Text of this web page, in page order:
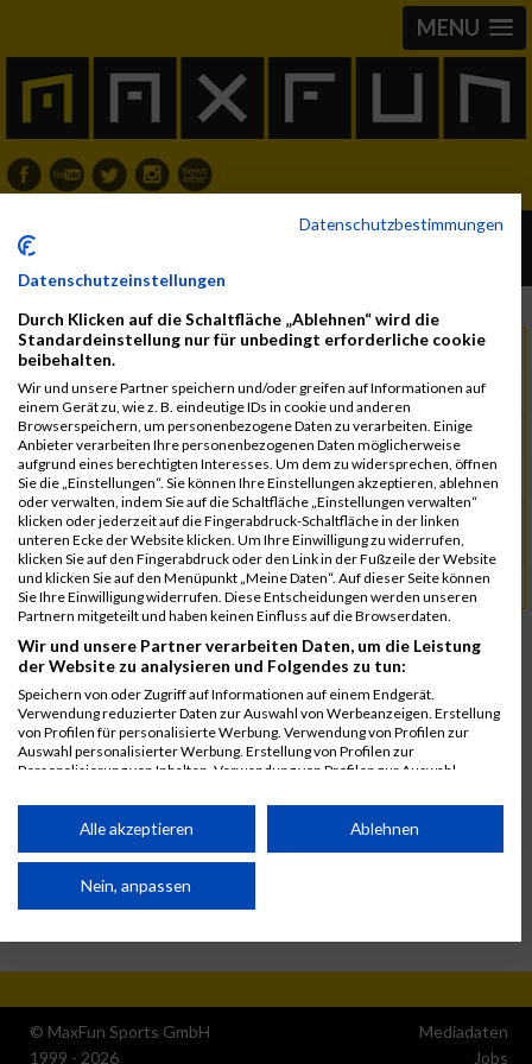
MENU
Austria Backyard Ultra -
Wagendorf/Oststeiermark 10.07.2026
Datum Freitag, 10. Juli 2026
Region 8423 Wagendorf
Land Österreich
Trail Run
Kontakt
Verein Austria Backyard Ultra
austriabackyard@gmx.at
URL www.austriabackyardultra.com
© MaxFun Sports GmbH
1999 - 2026
Mediadaten
Jobs
Datenschutzbestimmungen
Datenschutzeinstellungen
Durch Klicken auf die Schaltfläche „Ablehnen“ wird die
Standardeinstellung nur für unbedingt erforderliche cookie
beibehalten.
Wir und unsere Partner speichern und/oder greifen auf Informationen auf
einem Gerät zu, wie z. B. eindeutige IDs in cookie und anderen
Browserspeichern, um personenbezogene Daten zu verarbeiten. Einige
Anbieter verarbeiten Ihre personenbezogenen Daten möglicherweise
aufgrund eines berechtigten Interesses. Um dem zu widersprechen, öffnen
Sie die „Einstellungen“. Sie können Ihre Einstellungen akzeptieren, ablehnen
oder verwalten, indem Sie auf die Schaltfläche „Einstellungen verwalten“
klicken oder jederzeit auf die Fingerabdruck-Schaltfläche in der linken
unteren Ecke der Website klicken. Um Ihre Einwilligung zu widerrufen,
klicken Sie auf den Fingerabdruck oder den Link in der Fußzeile der Website
und klicken Sie auf den Menüpunkt „Meine Daten“. Auf dieser Seite können
Sie Ihre Einwilligung widerrufen. Diese Entscheidungen werden unseren
Partnern mitgeteilt und haben keinen Einfluss auf die Browserdaten.
Wir und unsere Partner verarbeiten Daten, um die Leistung
der Website zu analysieren und Folgendes zu tun:
Speichern von oder Zugriff auf Informationen auf einem Endgerät.
Verwendung reduzierter Daten zur Auswahl von Werbeanzeigen. Erstellung
von Profilen für personalisierte Werbung. Verwendung von Profilen zur
Auswahl personalisierter Werbung. Erstellung von Profilen zur
Personalisierung von Inhalten. Verwendung von Profilen zur Auswahl
Performance von Inhalten. Analyse von Zielgruppen durch Statistiken oder
Kombinationen von Daten aus verschiedenen Quellen. Entwicklung und
von Inhalten.
Daten können außerhalb der Europäischen Union weitergegeben und in die
Wir nutzen Ihre Daten für folgende Zwecke:
Alle akzeptieren Ablehnen
Nein, anpassen